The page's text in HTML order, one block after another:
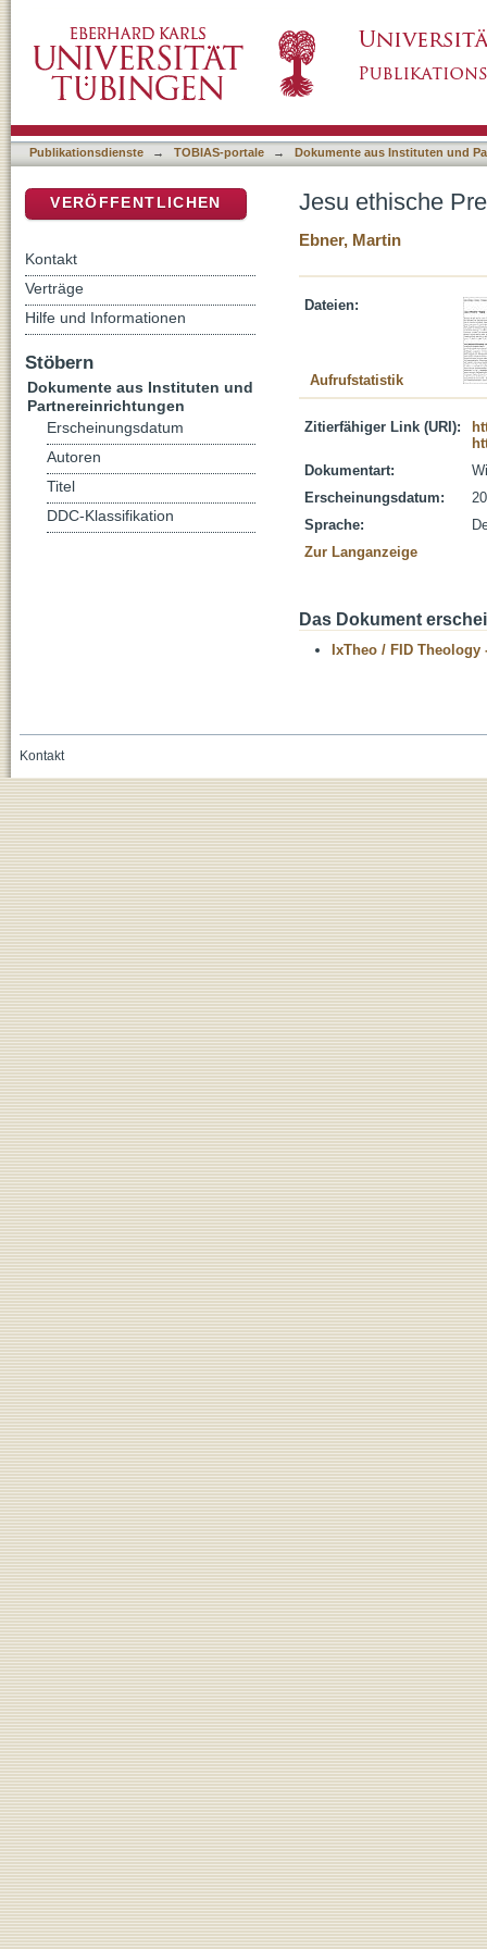
Publikationsdienste → TOBIAS-portale → Dokumente aus Instituten und
Jesu ethische
Ebner, Martin
Dateien:
Aufrufstatistik
Zitierfähiger Link (URI):
Dokumentart:
Erscheinungsdatum:
Sprache:
Zur Langanzeige
Das Dokument
IxTheo / FID Theology
VERÖFFENTLICHEN
Kontakt
Verträge
Hilfe und Informationen
Stöbern
Dokumente aus Instituten und
Partnereinrichtungen
Erscheinungsdatum
Autoren
Titel
DDC-Klassifikation
Kontakt